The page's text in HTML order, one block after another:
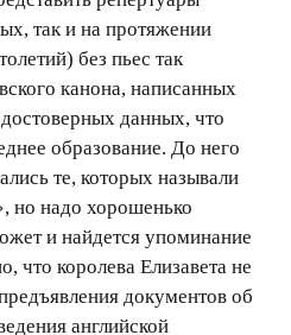
так и на протяжении
без пьес так
канона, написанных
данных, что
образование. До него
те, которых называли
но надо хорошенько
и найдется упоминание
что королева Елизавета не
документов об
английской